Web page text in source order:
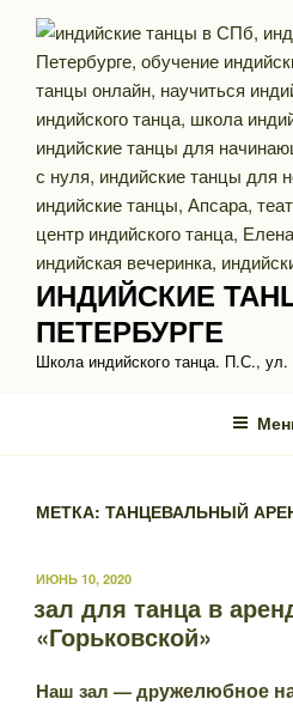
Перейти
содержимому
ИНДИЙСКИЕ
ПЕТЕРБУРГЕ
Школа индийского танца. П.С.,
МЕТКА: ТАНЦЕВАЛЬНЫЙ
ОПУБЛИКОВАНО
ИЮНЬ 10, 2020
зал для танца в
«Горьковской»
Наш зал — дружелюбное